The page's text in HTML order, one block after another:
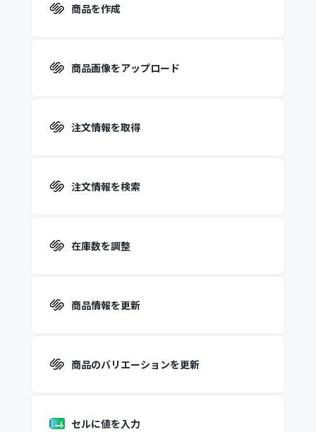
商品を作成
商品画像をアップロード
注文情報を取得
注文情報を検索
在庫数を調整
商品情報を更新
商品のバリエーションを更新
セルに値を入力